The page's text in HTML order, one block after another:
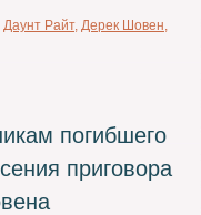
Даунт Райт, Дерек Шовен,
погибшего
приговора